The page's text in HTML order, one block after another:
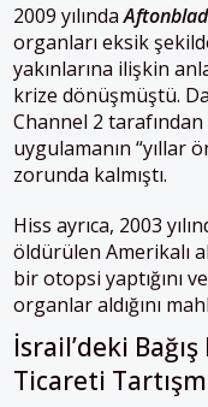
2009 yılında
organları eksik
yakınlarına ilişkin
krize dönüşmüştü.
Channel 2 tarafından
uygulamanın “yıllar
zorunda kalmıştı.
Hiss ayrıca, 2003
öldürülen Amerikalı
bir otopsi yaptığını
organlar aldığını
İsrail’deki
Ticareti